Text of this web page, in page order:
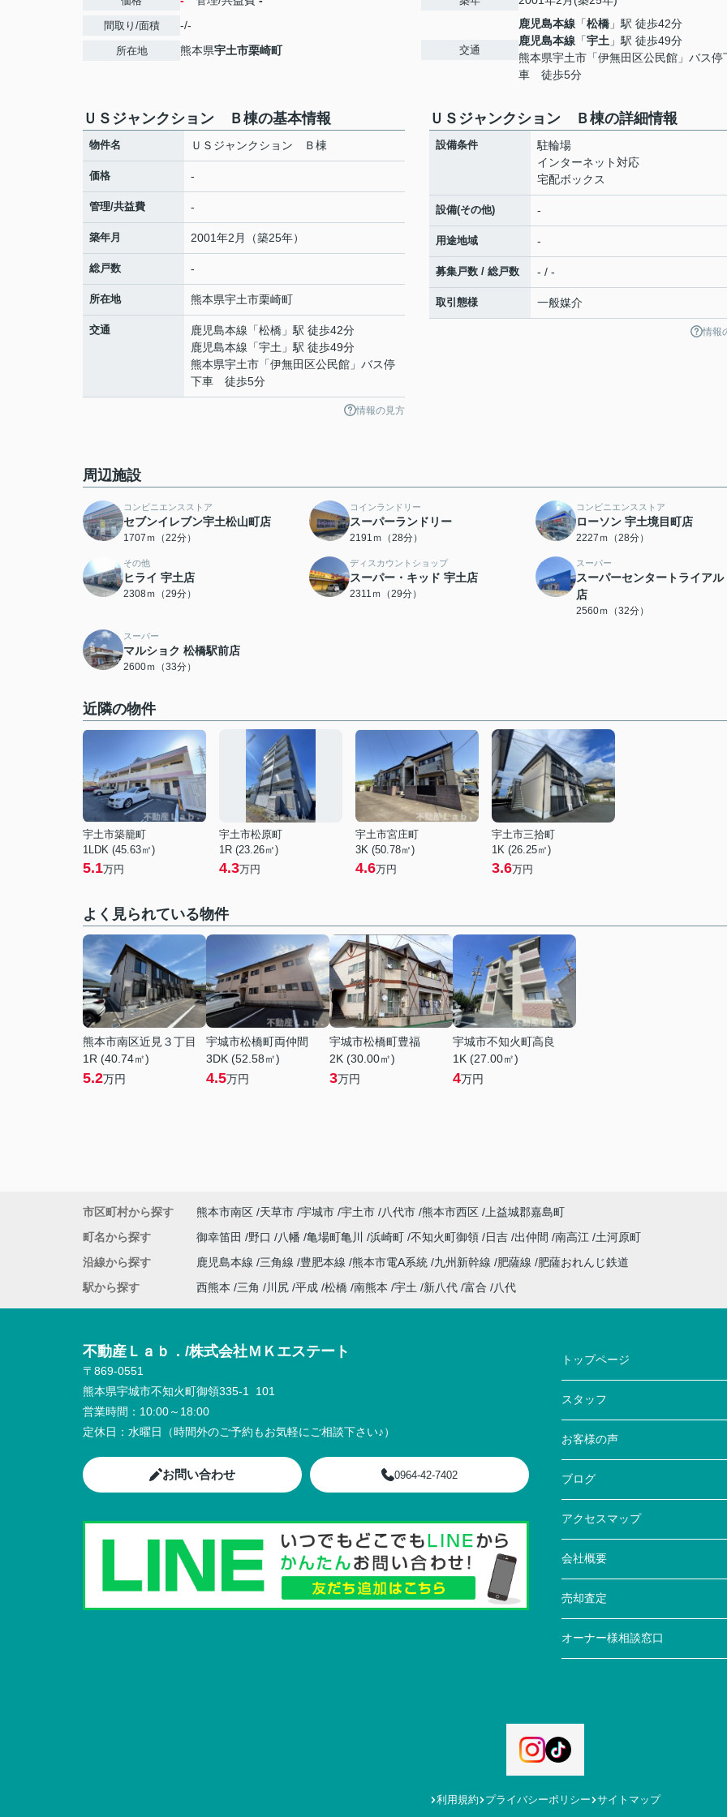
間取り/面積 -/-
所在地 熊本県宇土市栗崎町 交通
鹿児島本線 「松橋 」駅 徒歩42分
鹿児島本線 「宇土 」駅 徒歩49分
熊本県宇土市「伊無田区公民館」バス停
車 徒歩5分
ＵＳジャンクション Ｂ棟の基本情報
物件名 ＵＳジャンクション Ｂ棟
価格 -
管理/共益費 -
築年月 2001年2月（築25年）
総戸数 -
所在地 熊本県宇土市栗崎町
交通 鹿児島本線 「松橋 」駅 徒歩42分
鹿児島本線 「宇土 」駅 徒歩49分
熊本県宇土市「伊無田区公民館」バス停
下車 徒歩5分
情報の見方
ＵＳジャンクション Ｂ棟の詳細情報
設備条件
駐輪場
インターネット対応
宅配ボックス
設備(その他) -
用途地域 -
募集戸数 / 総戸数 - / -
取引態様 一般媒介
情報
周辺施設
コンビニエンスストア
セブンイレブン宇土松山町店
1707ｍ（22分）
コインランドリー
スーパーランドリー
2191ｍ（28分）
コンビニエンスストア
ローソン 宇土境目町店
2227ｍ（28分）
その他
ヒライ 宇土店
2308ｍ（29分）
ディスカウントショップ
スーパー・キッド 宇土店
2311ｍ（29分）
スーパー
スーパーセンタートライアル
店
2560ｍ（32分）
スーパー
マルショク 松橋駅前店
2600ｍ（33分）
近隣の物件
宇土市築籠町
1LDK (45.63㎡)
5.1万円
宇土市松原町
1R (23.26㎡)
4.3万円
宇土市宮庄町
3K (50.78㎡)
4.6万円
宇土市三拾町
1K (26.25㎡)
3.6万円
よく見られている物件
熊本市南区近見３丁目
1R (40.74㎡)
5.2万円
宇城市松橋町両仲間
3DK (52.58㎡)
4.5万円
宇城市松橋町豊福
2K (30.00㎡)
3万円
宇城市不知火町高良
1K (27.00㎡)
4万円
市区町村から探す 熊本市南区 天草市 宇城市 宇土市 八代市 熊本市西区
上益城郡嘉島町
町名から探す
御幸笛田 野口 八幡 亀場町亀川 浜崎町 不知火町御領 日吉 出仲間 南高江
土河原町
沿線から探す
鹿児島本線 三角線 豊肥本線 熊本市電A系統 九州新幹線 肥薩線
肥薩おれんじ鉄道
駅から探す
西熊本 三角 川尻 平成 松橋 南熊本 宇土 新八代 富合 八代
不動産Ｌａｂ．/株式会社ＭＫエステート
〒869-0551
熊本県宇城市不知火町御領335-1 101
営業時間： 10:00～18:00
定休日： 水曜日（時間外のご予約もお気軽にご相談下さい♪）
お問い合わせ 0964-42-7402
トップページ
スタッフ
お客様の声
ブログ
アクセスマップ
会社概要
売却査定
オーナー様相談窓口
利用規約 プライバシーポリシー サイトマップ